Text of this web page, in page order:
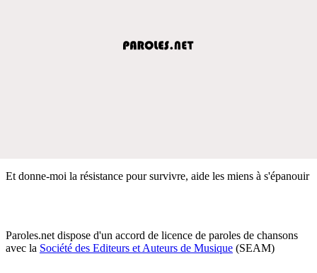
Et donne-moi la résistance pour survivre, aide les miens à s'épanouir
Paroles.net dispose d'un accord de licence de paroles de chansons
avec la Société des Editeurs et Auteurs de Musique (SEAM)